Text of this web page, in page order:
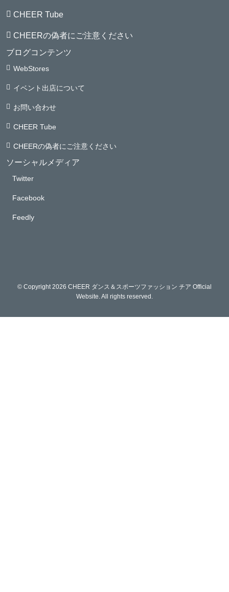
CHEER Tube
CHEERの偽者にご注意ください
ブログコンテンツ
WebStores
イベント出店について
お問い合わせ
CHEER Tube
CHEERの偽者にご注意ください
ソーシャルメディア
Twitter
Facebook
Feedly
© Copyright 2026 CHEER ダンス＆スポーツファッション チア Official
Website. All rights reserved.